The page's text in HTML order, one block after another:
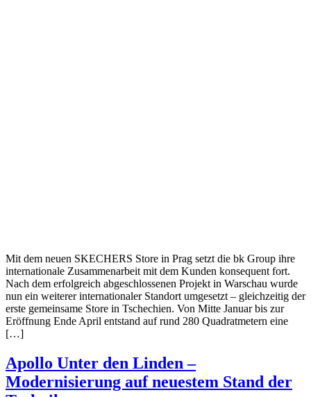
Mit dem neuen SKECHERS Store in Prag setzt die bk Group ihre
internationale Zusammenarbeit mit dem Kunden konsequent fort.
Nach dem erfolgreich abgeschlossenen Projekt in Warschau wurde
nun ein weiterer internationaler Standort umgesetzt – gleichzeitig der
erste gemeinsame Store in Tschechien. Von Mitte Januar bis zur
Eröffnung Ende April entstand auf rund 280 Quadratmetern eine
[…]
Apollo Unter den Linden –
Modernisierung auf neuestem Stand der